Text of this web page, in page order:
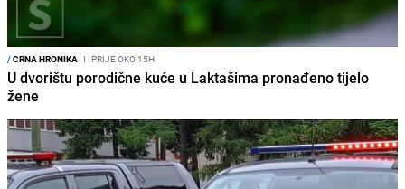
/CRNA HRONIKA I PRIJE OKO 15H
U dvorištu porodične kuće u Laktašima pronađeno tijelo
žene